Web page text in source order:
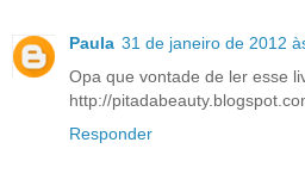
Paula 31 de janeiro de 2012
Opa que vontade de ler esse
http://
Responder